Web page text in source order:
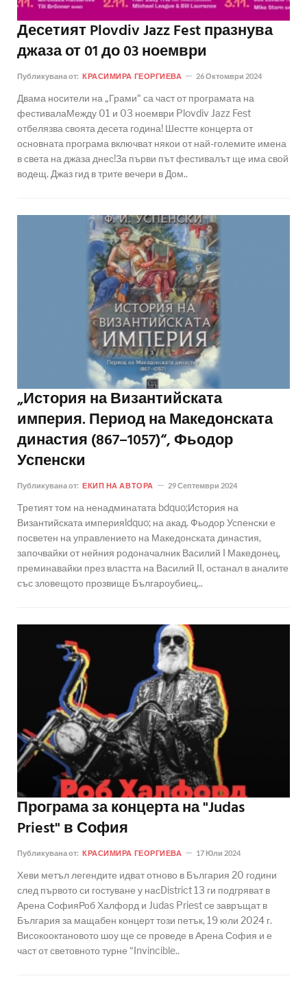
Десетият Plovdiv Jazz Fest празнува
джаза от 01 до 03 ноември
Публикувана от: КРАСИМИРА ГЕОРГИЕВА 26 Октомври 2024
Двама носители на „Грами“ са част от програмата на
фестивалаМежду 01 и 03 ноември Plovdiv Jazz Fest
отбелязва своята десета година! Шестте концерта от
основната програма включват някои от най-големите имена
в света на джаза днес!За първи път фестивалът ще има свой
водещ. Джаз гид в трите вечери в Дом..
„История на Византийската
империя. Период на Македонската
династия (867–1057)“, Фьодор
Успенски
Публикувана от: ЕКИП НА АВТОРА 29 Септември 2024
Третият том на ненадминатата bdquo;История на
Византийската империяldquo; на акад. Фьодор Успенски е
посветен на управлението на Македонската династия,
започвайки от нейния родоначалник Василий I Македонец,
преминавайки през властта на Василий II, останал в аналите
със зловещото прозвище Българоубиец,..
Програма за концерта на "Judas
Priest" в София
Публикувана от: КРАСИМИРА ГЕОРГИЕВА 17 Юли 2024
Хеви метъл легендите идват отново в България 20 години
след първото си гостуване у насDistrict 13 ги подгряват в
Арена СофияРоб Халфорд и Judas Priest се завръщат в
България за мащабен концерт този петък, 19 юли 2024 г.
Високооктановото шоу ще се проведе в Арена София и е
част от световното турне “Invincible..